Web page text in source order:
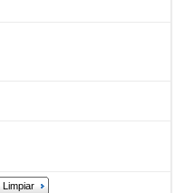
Limpiar